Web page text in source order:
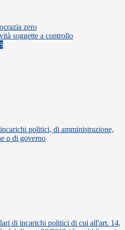
zero
soggette a controllo
politici, di amministrazione,
o di governo
di incarichi politici di cui all'art. 14,